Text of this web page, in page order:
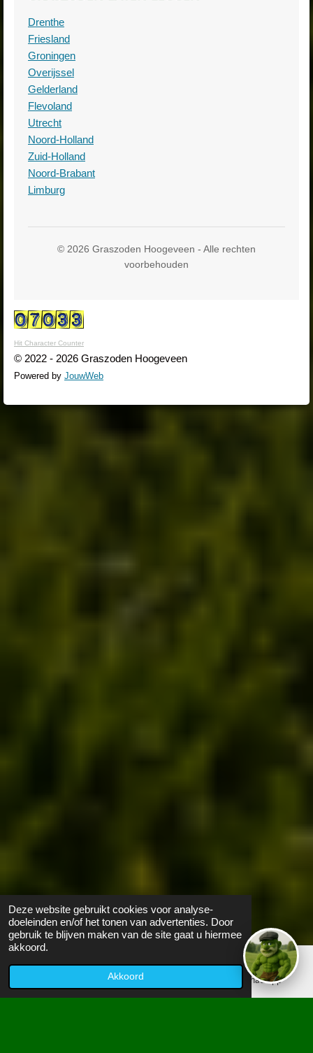
Deze website gebruikt cookies voor analyse-
doeleinden en/of het tonen van advertenties. Door
gebruik te blijven maken van de site gaat u hiermee
akkoord.
Akkoord
Drenthe
Friesland
Groningen
Overijssel
Gelderland
Flevoland
Utrecht
Noord-Holland
Zuid-Holland
Noord-Brabant
Limburg
© 2026 Graszoden Hoogeveen - Alle rechten
voorbehouden
Hit Character Counter
© 2022 - 2026 Graszoden Hoogeveen
Powered by JouwWeb
Telefoonnummer WhatsApp